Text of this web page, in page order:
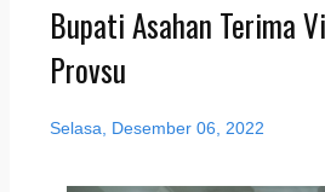
Bupati Asahan Terima
Provsu
Selasa, Desember 06, 2022